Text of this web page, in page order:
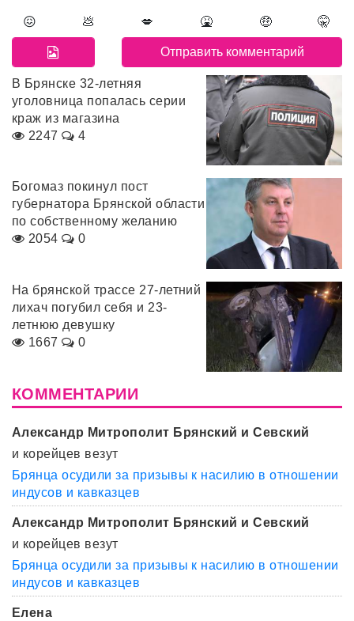
😖 💩 💋 🤮 🤑 🤫
В Брянске 32-летняя
уголовница попалась серии
краж из магазина
2247
4
Богомаз покинул пост
губернатора Брянской области
по собственному желанию
2054
0
На брянской трассе 27-летний
лихач погубил себя и 23-
летнюю девушку
1667
0
КОММЕНТАРИИ
Александр Митрополит Брянский и Севский
и корейцев везут
Брянца осудили за призывы к насилию в отношении
индусов и кавказцев
Александр Митрополит Брянский и Севский
и корейцев везут
Брянца осудили за призывы к насилию в отношении
индусов и кавказцев
Елена